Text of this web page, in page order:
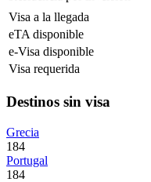
Visa a la llegada
eTA disponible
e-Visa disponible
Visa requerida
Destinos sin visa
Grecia
184
Portugal
184